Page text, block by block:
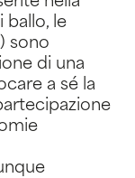
ballo, le
sono
di una
a sé la